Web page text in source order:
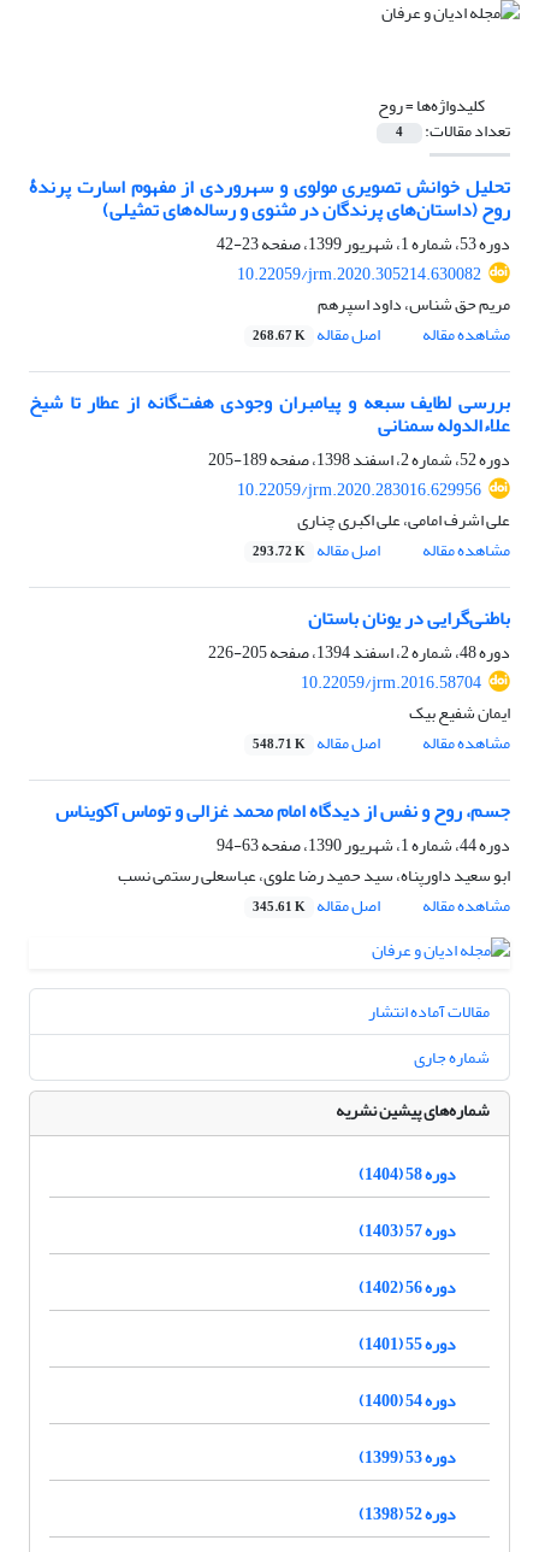
کلیدواژه‌ها =روح
تعداد مقالات: 4
تحلیل خوانش تصویری مولوی و سهروردی از مفهوم اسارت پرندۀ
روح (داستان‌های پرندگان در مثنوی و رساله‌های تمثیلی)
دوره 53، شماره 1، شهریور 1399، صفحه
23-42
10.22059/jrm.2020.305214.630082
مریم حق شناس، داود اسپرهم
مشاهده مقاله
اصل مقاله 268.67 K
بررسی لطایف سبعه و پیامبران وجودی هفت‌گانه از عطار تا شیخ
علاءالدوله سمنانی
دوره 52، شماره 2، اسفند 1398، صفحه
189-205
10.22059/jrm.2020.283016.629956
علی اشرف امامی، علی اکبری چناری
مشاهده مقاله
اصل مقاله 293.72 K
باطنی‌گرایی در یونان باستان
دوره 48، شماره 2، اسفند 1394، صفحه
205-226
10.22059/jrm.2016.58704
ایمان شفیع بیک
مشاهده مقاله
اصل مقاله 548.71 K
جسم، روح و نفس از دیدگاه امام محمد غزالی و توماس آکویناس
دوره 44، شماره 1، شهریور 1390، صفحه
63-94
ابو سعید داورپناه، سید حمید رضا علوی، عباسعلی رستمی نسب
مشاهده مقاله
اصل مقاله 345.61 K
مقالات آماده انتشار
شماره جاری
شماره‌های پیشین نشریه
دوره 58 (1404)
دوره 57 (1403)
دوره 56 (1402)
دوره 55 (1401)
دوره 54 (1400)
دوره 53 (1399)
دوره 52 (1398)